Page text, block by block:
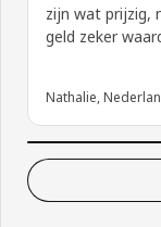
zijn wat prijzig,
geld zeker
Nathalie,